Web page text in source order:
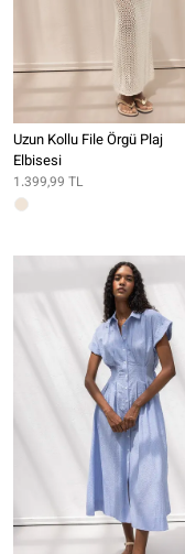
Uzun Kollu File Örgü Plaj
Elbisesi
1.399,99 TL